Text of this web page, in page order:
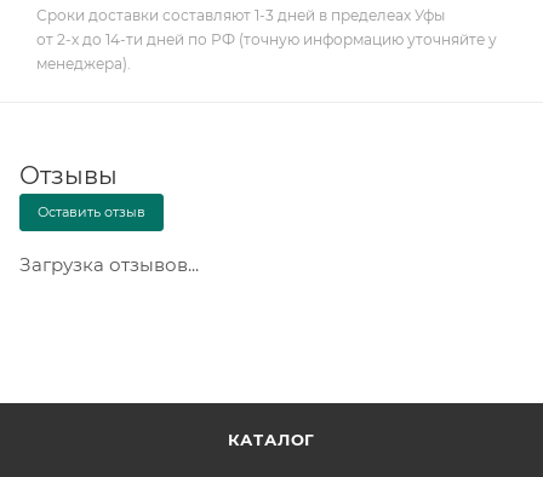
Сроки доставки составляют 1-3 дней в пределеах Уфы
от 2-х до 14-ти дней по РФ (точную информацию уточняйте у
менеджера).
Отзывы
Оставить отзыв
Загрузка отзывов...
КАТАЛОГ